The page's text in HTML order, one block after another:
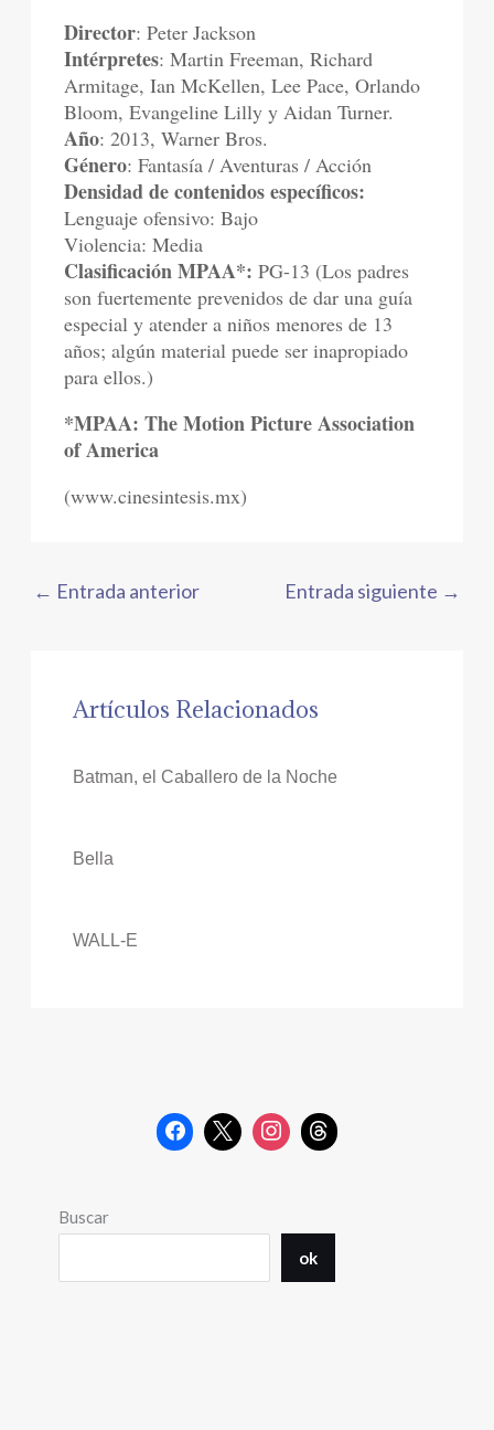
Director: Peter Jackson
Intérpretes: Martin Freeman, Richard
Armitage, Ian McKellen, Lee Pace, Orlando
Bloom, Evangeline Lilly y Aidan Turner.
Año: 2013, Warner Bros.
Género: Fantasía / Aventuras / Acción
Densidad de contenidos específicos:
Lenguaje ofensivo: Bajo
Violencia: Media
Clasificación MPAA*: PG-13 (Los padres
son fuertemente prevenidos de dar una guía
especial y atender a niños menores de 13
años; algún material puede ser inapropiado
para ellos.)
*MPAA: The Motion Picture Association
of America
(www.cinesintesis.mx)
← Entrada anterior Entrada siguiente →
Artículos Relacionados
Batman, el Caballero de la Noche
Bella
WALL-E
Buscar
ok